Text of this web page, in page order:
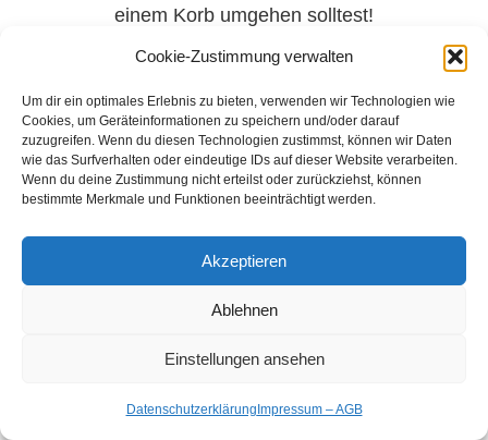
Cookie-Zustimmung verwalten
Um dir ein optimales Erlebnis zu bieten, verwenden wir Technologien wie
Cookies, um Geräteinformationen zu speichern und/oder darauf
zuzugreifen. Wenn du diesen Technologien zustimmst, können wir Daten
wie das Surfverhalten oder eindeutige IDs auf dieser Website verarbeiten.
Wenn du deine Zustimmung nicht erteilst oder zurückziehst, können
bestimmte Merkmale und Funktionen beeinträchtigt werden.
Akzeptieren
Ablehnen
Einstellungen ansehen
Datenschutzerklärung Impressum – AGB
einem Korb umgehen solltest!
Nächster Beitrag »
Die besten Datingtreffpunkte für erste Treffen!
VERWANDTE ARTIKEL
Diese Sorte Männer sind in der Dating-Welt gefragt